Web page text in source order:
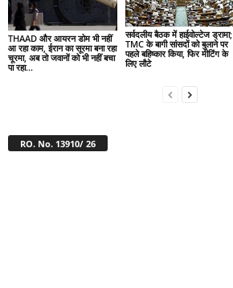
THAAD और आयरन डोम भी नहीं
आ रहा काम, ईरान का सूरमा बना रहा
चूरमा, अब तो जवानों को भी नहीं बचा
पा रहा...
सर्वदलीय बैठक में हाईवोल्टेज ड्रामा;
TMC के बागी सांसदों को बुलाने पर
पहले बहिष्कार किया, फिर मीटिंग के
लिए लौटे
RO. No. 13910/ 26